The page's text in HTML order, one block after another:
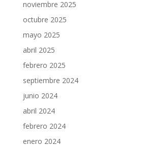
noviembre 2025
octubre 2025
mayo 2025
abril 2025
febrero 2025
septiembre 2024
junio 2024
abril 2024
febrero 2024
enero 2024